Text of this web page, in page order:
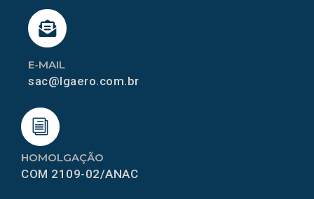
HOMOLGAÇÃO
COM 2109-02/ANAC
E-MAIL
sac@lgaero.com.br